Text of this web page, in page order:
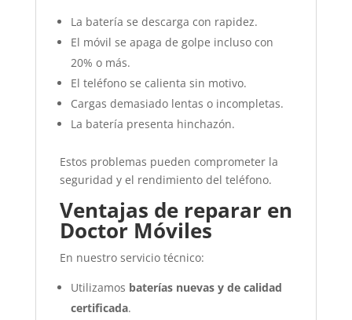
La batería se descarga con rapidez.
El móvil se apaga de golpe incluso con
20% o más.
El teléfono se calienta sin motivo.
Cargas demasiado lentas o incompletas.
La batería presenta hinchazón.
Estos problemas pueden comprometer la
seguridad y el rendimiento del teléfono.
Ventajas de reparar en
Doctor Móviles
En nuestro servicio técnico:
Utilizamos baterías nuevas y de calidad
certificada.